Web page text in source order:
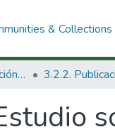
& Collections
3. Recursos de Información Científica y Tecnológica